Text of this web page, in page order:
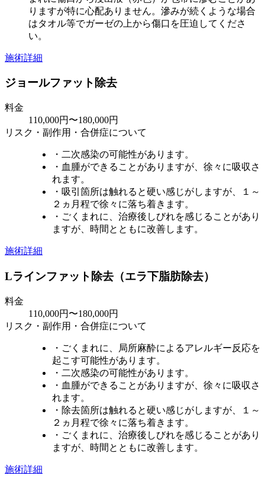
りますが特に心配ありません。滲みが続くような場合
はタオル等でガーゼの上から傷口を圧迫してくださ
い。
施術詳細
ジョールファット除去
料金
110,000円〜180,000円
リスク・副作用・合併症について
・二次感染の可能性があります。
・血腫ができることがありますが、徐々に吸収さ
れます。
・吸引箇所は触れると硬い感じがしますが、１～
２ヵ月程で徐々に落ち着きます。
・ごくまれに、治療後しびれを感じることがあり
ますが、時間とともに改善します。
施術詳細
Lラインファット除去（エラ下脂肪除去）
料金
110,000円〜180,000円
リスク・副作用・合併症について
・ごくまれに、局所麻酔によるアレルギー反応を
起こす可能性があります。
・二次感染の可能性があります。
・血腫ができることがありますが、徐々に吸収さ
れます。
・除去箇所は触れると硬い感じがしますが、１～
２ヵ月程で徐々に落ち着きます。
・ごくまれに、治療後しびれを感じることがあり
ますが、時間とともに改善します。
施術詳細